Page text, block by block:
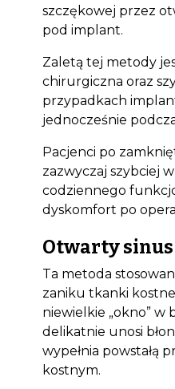
szczękowej przez
pod implant.
Zaletą tej metody
chirurgiczna oraz
przypadkach
jednocześnie
Pacjenci po
zazwyczaj szybciej
codziennego
dyskomfort po
Otwarty
Ta metoda
zaniku tkanki
niewielkie „okno” w
delikatnie unosi
wypełnia powstałą
kostnym.